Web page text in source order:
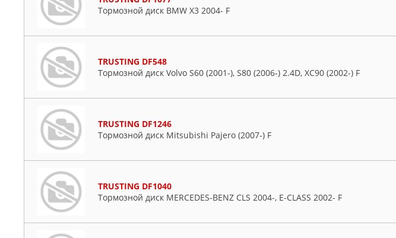
Opel
Peugeot
Renault
Rover
Skoda
Ssangyong
Suzuki
Toyota
VW
Тормозной диск BMW X3 2004- F
TRUSTING DF548
Тормозной диск Volvo S60 (2001-), S80 (2006-) 2.4D, XC90 (2002-) F
TRUSTING DF1246
Тормозной диск Mitsubishi Pajero (2007-) F
TRUSTING DF1040
Тормозной диск MERCEDES-BENZ CLS 2004-, E-CLASS 2002- F